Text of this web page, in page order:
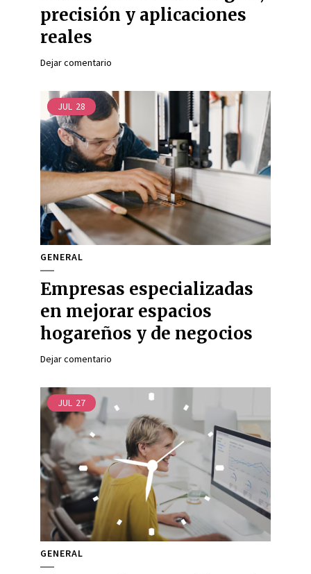
precisión y aplicaciones
reales
Dejar comentario
JUL 28
GENERAL
Empresas especializadas
en mejorar espacios
hogareños y de negocios
Dejar comentario
JUL 27
GENERAL